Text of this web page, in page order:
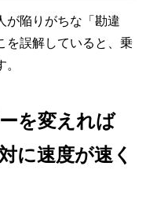
が陥りがちな「勘違
を誤解していると、乗
を変えれば
に速度が速く